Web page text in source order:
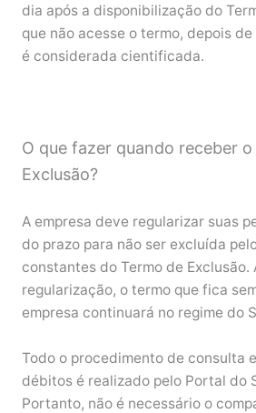
dia após a disponibilização do
que não acesse o termo, depois
é considerada cientificada.
O que fazer quando receber
Exclusão?
A empresa deve regularizar suas
do prazo para não ser excluída
constantes do Termo de Exclusão.
regularização, o termo que fica
empresa continuará no regime do
Todo o procedimento de consulta
débitos é realizado pelo Portal do
Portanto, não é necessário o